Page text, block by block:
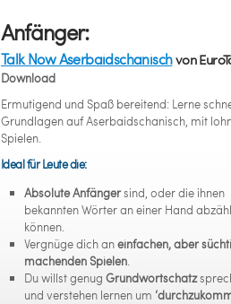
Anfänger:
Talk Now Aserbaidschanischvon
Download
Ermutigend und Spaß bereitend: Lerne
Grundlagen auf Aserbaidschanisch, mit
Spielen.
Ideal für Leute die:
Absolute Anfängersind, oder die ihnen
bekannten Wörter an einer Hand
können.
Vergnüge dich aneinfachen, aber
machenden Spielen.
Du willst genug Grundwortschatz
und verstehen lernen um